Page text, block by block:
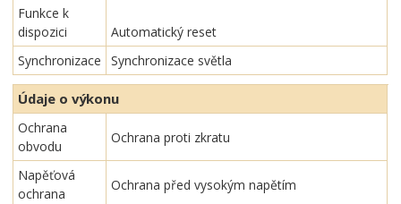
Funkce k
dispozici
Automatický reset
Synchronizace
Synchronizace světla
Údaje o výkonu
Ochrana
obvodu
Ochrana proti zkratu
Napěťová
ochrana
Ochrana před vysokým napětím